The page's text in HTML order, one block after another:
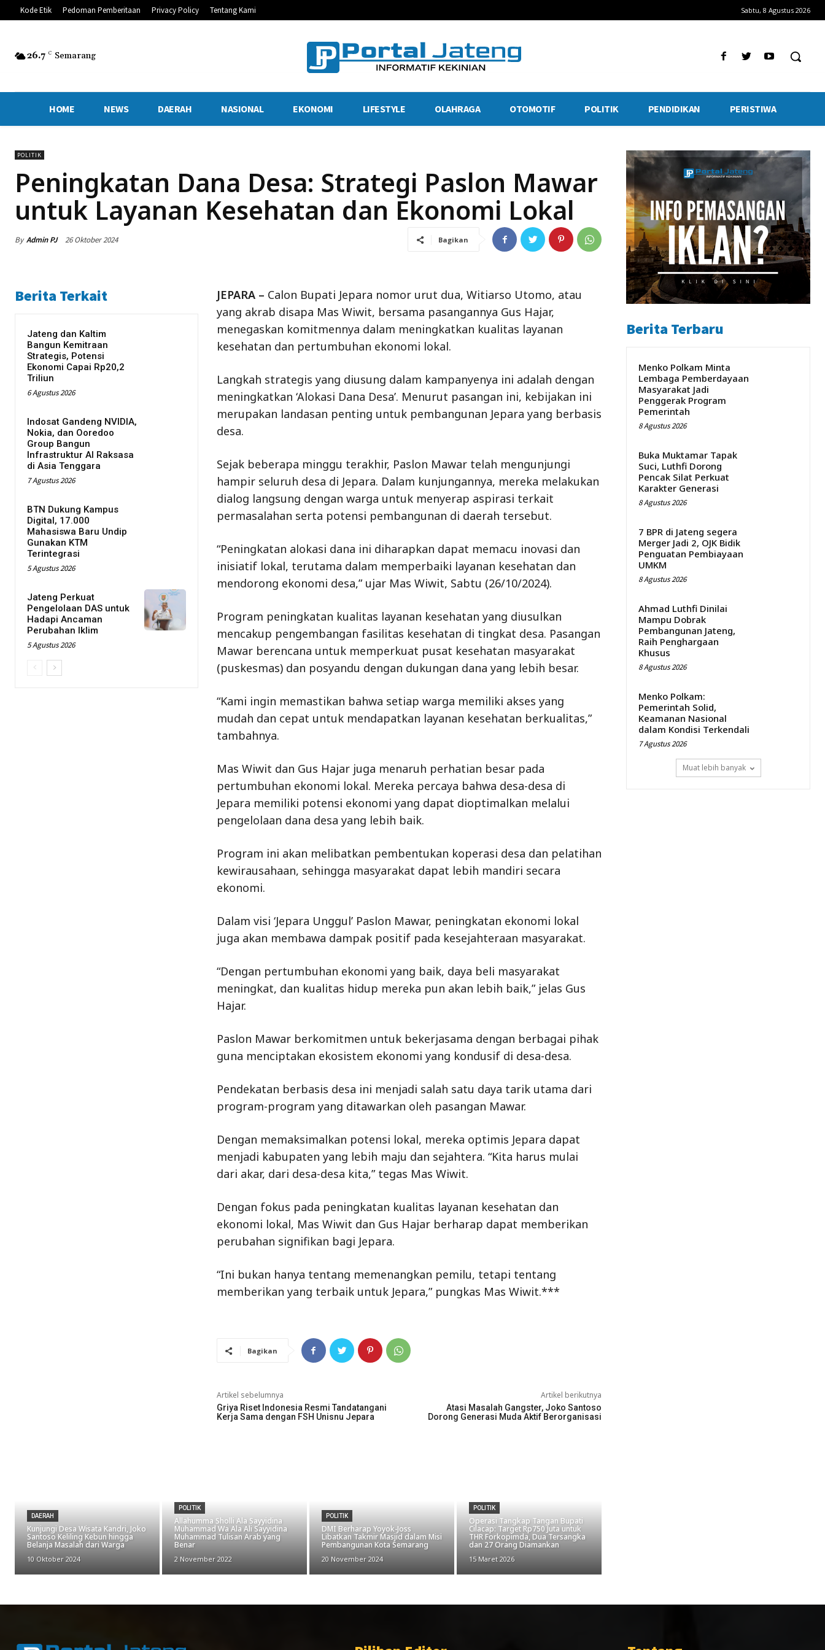
Kode Etik Pedoman Pemberitaan Privacy Policy Tentang Kami Sabtu, 8 Agustus 2026
26.7 C Semarang
HOME NEWS DAERAH NASIONAL EKONOMI LIFESTYLE OLAHRAGA OTOMOTIF POLITIK PENDIDIKAN PERISTIWA
POLITIK
Peningkatan Dana Desa: Strategi Paslon Mawar
untuk Layanan Kesehatan dan Ekonomi Lokal
By Admin PJ 26 Oktober 2024 Bagikan
Berita Terkait
Jateng dan Kaltim
Bangun Kemitraan
Strategis, Potensi
Ekonomi Capai Rp20,2
Triliun
6 Agustus 2026
Indosat Gandeng NVIDIA,
Nokia, dan Ooredoo
Group Bangun
Infrastruktur AI Raksasa
di Asia Tenggara
7 Agustus 2026
BTN Dukung Kampus
Digital, 17.000
Mahasiswa Baru Undip
Gunakan KTM
Terintegrasi
5 Agustus 2026
Jateng Perkuat
Pengelolaan DAS untuk
Hadapi Ancaman
Perubahan Iklim
5 Agustus 2026
JEPARA – Calon Bupati Jepara nomor urut dua, Witiarso Utomo, atau
yang akrab disapa Mas Wiwit, bersama pasangannya Gus Hajar,
menegaskan komitmennya dalam meningkatkan kualitas layanan
kesehatan dan pertumbuhan ekonomi lokal.
Langkah strategis yang diusung dalam kampanyenya ini adalah dengan
meningkatkan ‘Alokasi Dana Desa’. Menurut pasangan ini, kebijakan ini
merupakan landasan penting untuk pembangunan Jepara yang berbasis
desa.
Sejak beberapa minggu terakhir, Paslon Mawar telah mengunjungi
hampir seluruh desa di Jepara. Dalam kunjungannya, mereka melakukan
dialog langsung dengan warga untuk menyerap aspirasi terkait
permasalahan serta potensi pembangunan di daerah tersebut.
“Peningkatan alokasi dana ini diharapkan dapat memacu inovasi dan
inisiatif lokal, terutama dalam memperbaiki layanan kesehatan dan
mendorong ekonomi desa,” ujar Mas Wiwit, Sabtu (26/10/2024).
Program peningkatan kualitas layanan kesehatan yang diusulkan
mencakup pengembangan fasilitas kesehatan di tingkat desa. Pasangan
Mawar berencana untuk memperkuat pusat kesehatan masyarakat
(puskesmas) dan posyandu dengan dukungan dana yang lebih besar.
“Kami ingin memastikan bahwa setiap warga memiliki akses yang
mudah dan cepat untuk mendapatkan layanan kesehatan berkualitas,”
tambahnya.
Mas Wiwit dan Gus Hajar juga menaruh perhatian besar pada
pertumbuhan ekonomi lokal. Mereka percaya bahwa desa-desa di
Jepara memiliki potensi ekonomi yang dapat dioptimalkan melalui
pengelolaan dana desa yang lebih baik.
Program ini akan melibatkan pembentukan koperasi desa dan pelatihan
kewirausahaan, sehingga masyarakat dapat lebih mandiri secara
ekonomi.
Dalam visi ‘Jepara Unggul’ Paslon Mawar, peningkatan ekonomi lokal
juga akan membawa dampak positif pada kesejahteraan masyarakat.
“Dengan pertumbuhan ekonomi yang baik, daya beli masyarakat
meningkat, dan kualitas hidup mereka pun akan lebih baik,” jelas Gus
Hajar.
Paslon Mawar berkomitmen untuk bekerjasama dengan berbagai pihak
guna menciptakan ekosistem ekonomi yang kondusif di desa-desa.
Pendekatan berbasis desa ini menjadi salah satu daya tarik utama dari
program-program yang ditawarkan oleh pasangan Mawar.
Dengan memaksimalkan potensi lokal, mereka optimis Jepara dapat
menjadi kabupaten yang lebih maju dan sejahtera. “Kita harus mulai
dari akar, dari desa-desa kita,” tegas Mas Wiwit.
Dengan fokus pada peningkatan kualitas layanan kesehatan dan
ekonomi lokal, Mas Wiwit dan Gus Hajar berharap dapat memberikan
perubahan signifikan bagi Jepara.
“Ini bukan hanya tentang memenangkan pemilu, tetapi tentang
memberikan yang terbaik untuk Jepara,” pungkas Mas Wiwit.***
Bagikan
Artikel sebelumnya
Griya Riset Indonesia Resmi Tandatangani
Kerja Sama dengan FSH Unisnu Jepara
Artikel berikutnya
Atasi Masalah Gangster, Joko Santoso
Dorong Generasi Muda Aktif Berorganisasi
DAERAH
Kunjungi Desa Wisata Kandri, Joko
Santoso Keliling Kebun hingga
Belanja Masalah dari Warga
10 Oktober 2024
POLITIK
Allahumma Sholli Ala Sayyidina
Muhammad Wa Ala Ali Sayyidina
Muhammad Tulisan Arab yang
Benar
2 November 2022
POLITIK
DMI Berharap Yoyok-Joss
Libatkan Takmir Masjid dalam Misi
Pembangunan Kota Semarang
20 November 2024
POLITIK
Operasi Tangkap Tangan Bupati
Cilacap: Target Rp750 Juta untuk
THR Forkopimda, Dua Tersangka
dan 27 Orang Diamankan
15 Maret 2026
Berita Terbaru
Menko Polkam Minta
Lembaga Pemberdayaan
Masyarakat Jadi
Penggerak Program
Pemerintah
8 Agustus 2026
Buka Muktamar Tapak
Suci, Luthfi Dorong
Pencak Silat Perkuat
Karakter Generasi
8 Agustus 2026
7 BPR di Jateng segera
Merger Jadi 2, OJK Bidik
Penguatan Pembiayaan
UMKM
8 Agustus 2026
Ahmad Luthfi Dinilai
Mampu Dobrak
Pembangunan Jateng,
Raih Penghargaan
Khusus
8 Agustus 2026
Menko Polkam:
Pemerintah Solid,
Keamanan Nasional
dalam Kondisi Terkendali
7 Agustus 2026
Muat lebih banyak